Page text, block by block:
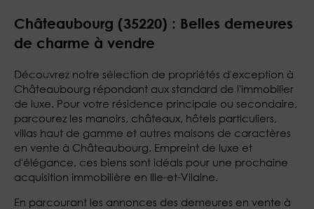
Châteaubourg (35220) : Belles demeures
de charme à vendre
Découvrez notre sélection de propriétés d'exception à
Châteaubourg répondant aux standard de l'immobilier
de luxe. Pour votre résidence principale ou secondaire,
parcourez les manoirs, châteaux, hôtels particuliers,
villas haut de gamme et autres maisons de caractères
en vente à Châteaubourg. Empreint de luxe et
d'élégance, ces biens sont idéals pour une prochaine
acquisition immobilière en Ille-et-Vilaine.
En parcourant les annonces des demeures en vente à